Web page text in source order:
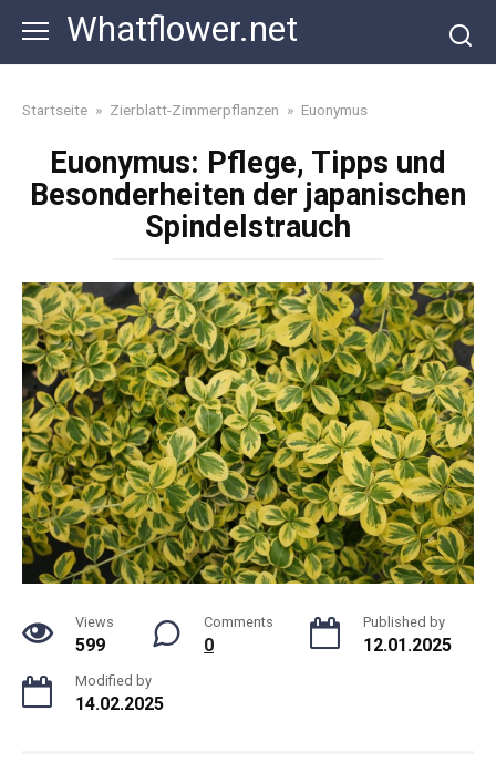
content
Whatflower.net
Startseite » Zierblatt-Zimmerpflanzen » Euonymus
Euonymus: Pflege, Tipps und
Besonderheiten der japanischen
Spindelstrauch
Views
599
Comments
0
Published by
12.01.2025
Modified by
14.02.2025